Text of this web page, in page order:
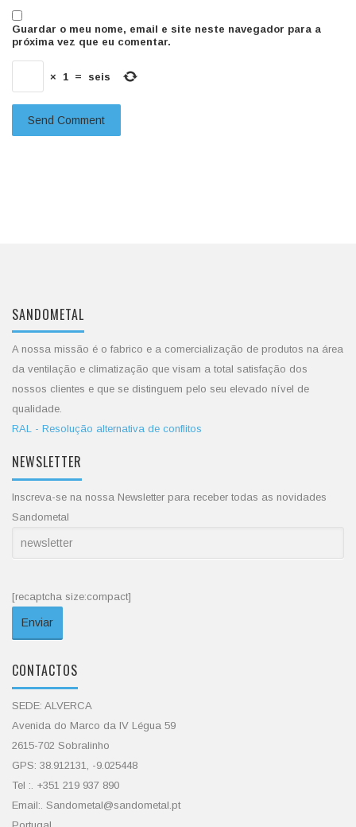
Guardar o meu nome, email e site neste navegador para a
próxima vez que eu comentar.
× 1 = seis
SANDOMETAL
A nossa missão é o fabrico e a comercialização de produtos na área
da ventilação e climatização que visam a total satisfação dos
nossos clientes e que se distinguem pelo seu elevado nível de
qualidade.
RAL - Resolução alternativa de conflitos
NEWSLETTER
Inscreva-se na nossa Newsletter para receber todas as novidades
Sandometal
[recaptcha size:compact]
CONTACTOS
SEDE: ALVERCA
Avenida do Marco da IV Légua 59
2615-702 Sobralinho
GPS: 38.912131, -9.025448
Tel :. +351 219 937 890
Email:. Sandometal@sandometal.pt